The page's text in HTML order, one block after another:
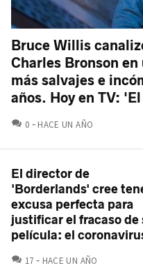
Bruce Willis
Charles Bronson
más salvajes e
años. Hoy en TV:
0 COMENTARIOS
HACE UN AÑO
El director de
'Borderlands' cree
excusa perfecta para
justificar el fracaso de
película: el
17 COMENTARIOS
HACE UN AÑO